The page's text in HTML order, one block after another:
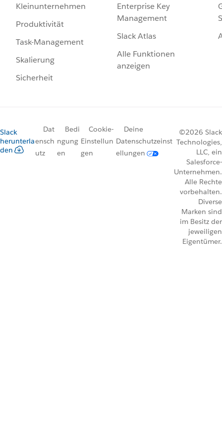
Kleinunternehmen
Produktivität
Task-Management
Skalierung
Sicherheit
Enterprise Key
Management
Slack Atlas
Alle Funktionen
anzeigen
Slack
herunterla
den
Dat
ensch
utz
Bedi
ngung
en
Cookie-
Einstellun
gen
Deine
Datenschutzeinst
ellungen
©2026 Slack
Technologies,
LLC, ein
Salesforce-
Unternehmen.
Alle Rechte
vorbehalten.
Diverse
Marken sind
im Besitz der
jeweiligen
Eigentümer.